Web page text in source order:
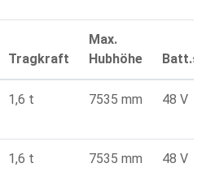
Tragkraft
Max.
Hubhöhe
1,6 t 7535 mm 48 V
1,6 t 7535 mm 48 V